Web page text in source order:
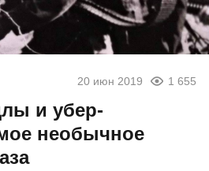
20 июн 2019 1 655
и убер-
необычное